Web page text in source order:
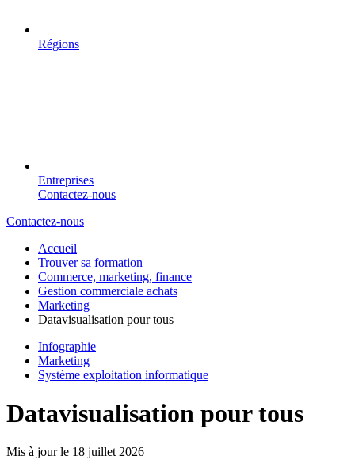
Régions
Entreprises
Contactez-nous
Contactez-nous
Accueil
Trouver sa formation
Commerce, marketing, finance
Gestion commerciale achats
Marketing
Datavisualisation pour tous
Infographie
Marketing
Système exploitation informatique
Datavisualisation pour tous
Mis à jour le 18 juillet 2026